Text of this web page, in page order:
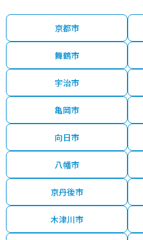
京都市
舞鶴市
宇治市
亀岡市
向日市
八幡市
京丹後市
木津川市